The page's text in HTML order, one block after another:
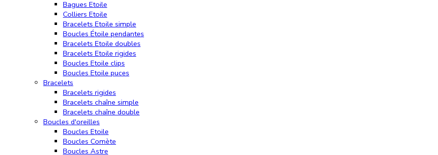
Bagues Etoile
Colliers Etoile
Bracelets Etoile simple
Boucles Étoile pendantes
Bracelets Etoile doubles
Bracelets Etoile rigides
Boucles Etoile clips
Boucles Etoile puces
Bracelets
Bracelets rigides
Bracelets chaîne simple
Bracelets chaîne double
Boucles d'oreilles
Boucles Etoile
Boucles Comète
Boucles Astre